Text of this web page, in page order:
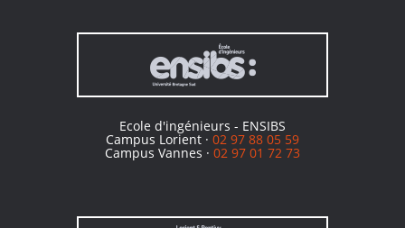
Ecole d'ingénieurs - ENSIBS
Campus Lorient · 02 97 88 05 59
Campus Vannes · 02 97 01 72 73